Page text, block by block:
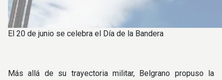
El 20 de junio se celebra el Día de la Bandera
Más allá de su trayectoria militar, Belgrano propuso la